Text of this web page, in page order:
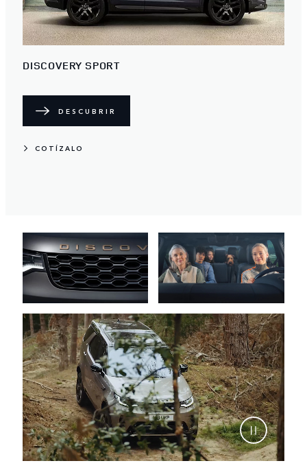
DISCOVERY SPORT
DESCUBRIR
COTÍZALO